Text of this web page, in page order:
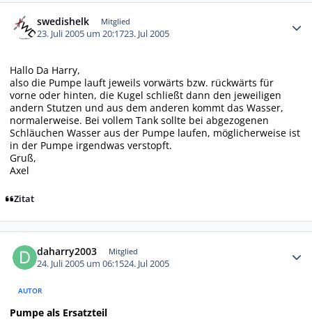
swedishelk Mitglied
23. Juli 2005 um 20:1723. Jul 2005
Hallo Da Harry,
also die Pumpe lauft jeweils vorwärts bzw. rückwärts für
vorne oder hinten, die Kugel schließt dann den jeweiligen
andern Stutzen und aus dem anderen kommt das Wasser,
normalerweise. Bei vollem Tank sollte bei abgezogenen
Schläuchen Wasser aus der Pumpe laufen, möglicherweise ist
in der Pumpe irgendwas verstopft.
Gruß,
Axel
Zitat
daharry2003 Mitglied
24. Juli 2005 um 06:1524. Jul 2005
AUTOR
Pumpe als Ersatzteil